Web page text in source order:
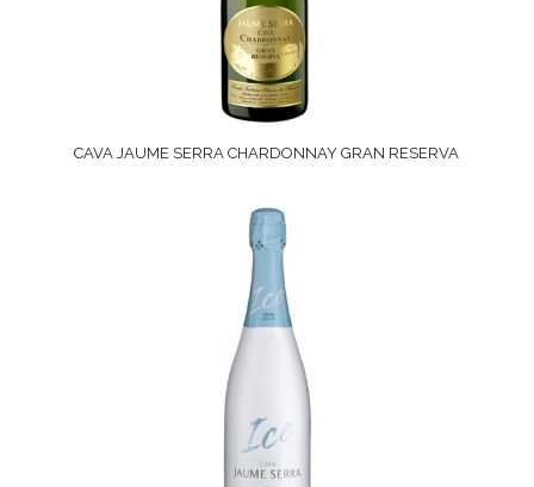
CAVA JAUME SERRA CHARDONNAY GRAN RESERVA